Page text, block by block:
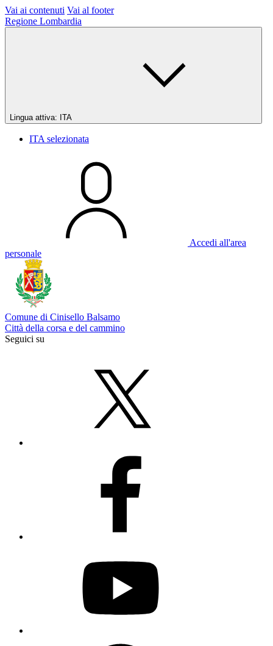
Vai ai contenuti Vai al footer
Regione Lombardia
Lingua attiva: ITA
ITA selezionata
Accedi all'area
personale
Comune di Cinisello Balsamo
Città della corsa e del cammino
Seguici su